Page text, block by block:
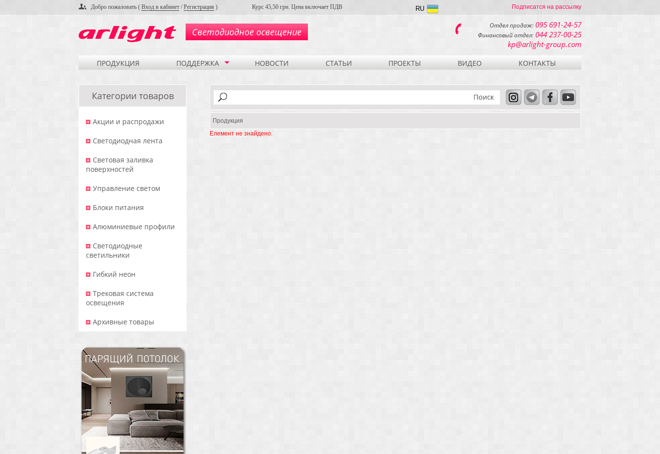
Добро пожаловать ( Вход в кабинет /Регистрация ) Курс 45,50 грн. Цена включает ПДВ Подписатся на рассылку
RU
Светодиодное освещение
Отдел продаж: 095 691-24-57
Финансовый отдел: 044 237-00-25
kp@arlight-group.com
ПРОДУКЦИЯ ПОДДЕРЖКА НОВОСТИ СТАТЬИ ПРОЕКТЫ ВИДЕО КОНТАКТЫ
Категории товаров
Акции и распродажи
Светодиодная лента
Световая заливка
поверхностей
Управление светом
Блоки питания
Алюминиевые профили
Светодиодные
светильники
Гибкий неон
Трековая система
освещения
Архивные товары
Продукция
Елемент не знайдено.